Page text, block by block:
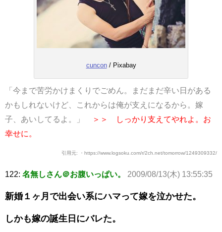
cuncon/ Pixabay
「今まで苦労かけまくりでごめん。まだまだ辛い日がある
かもしれないけど、これからは俺が支えになるから。嫁
子、あいしてるよ。」
＞＞ しっかり支えてやれよ。お
幸せに。
引用元: ・https://www.logsoku.com/r/2ch.net/tomorrow/1249309332/
122: 名無しさん＠お腹いっぱい。 2009/08/13(木) 13:55:35
新婚１ヶ月で出会い系にハマって嫁を泣かせた。
しかも嫁の誕生日にバレた。